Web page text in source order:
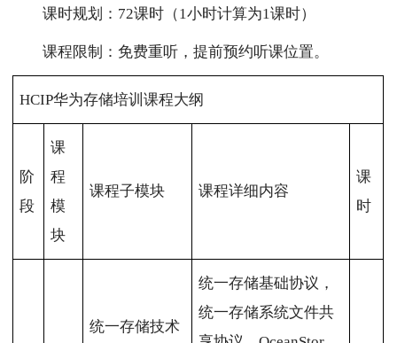
课时规划：72课时（1小时计算为1课时）
课程限制：免费重听，提前预约听课位置。
HCIP华为存储培训课程大纲
阶
段
课
程
模
块
课程子模块 课程详细内容
课
时
统一存储技术
统一存储基础协议，
统一存储系统文件共